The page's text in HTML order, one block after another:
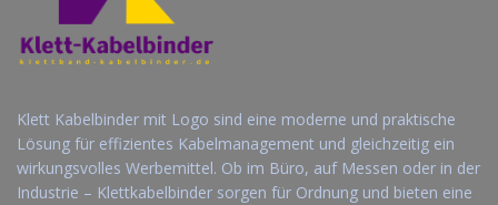
Klett Kabelbinder mit Logo sind eine moderne und praktische
Lösung für effizientes Kabelmanagement und gleichzeitig ein
wirkungsvolles Werbemittel. Ob im Büro, auf Messen oder in der
Industrie – Klettkabelbinder sorgen für Ordnung und bieten eine